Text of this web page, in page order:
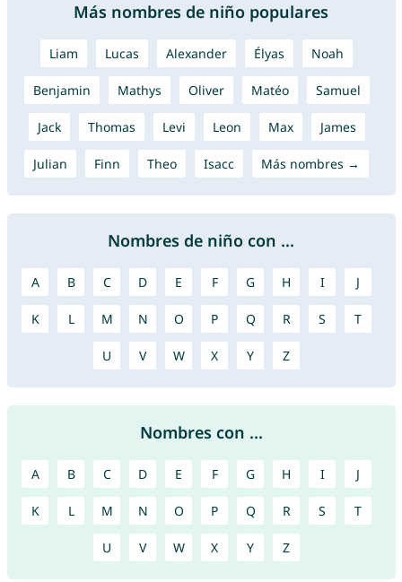
Más nombres de niño populares
Liam Lucas Alexander Élyas Noah
Benjamin Mathys Oliver Matéo Samuel
Jack Thomas Levi Leon Max James
Julian Finn Theo Isacc Más nombres →
Nombres de niño con ...
A B C D E F G H I J
K L M N O P Q R S T
U V W X Y Z
Nombres con ...
A B C D E F G H I J
K L M N O P Q R S T
U V W X Y Z